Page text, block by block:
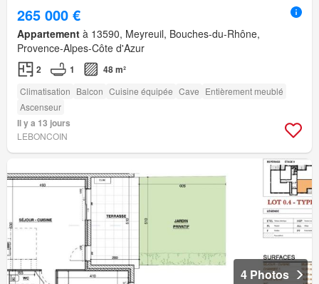
265 000 €
Appartement à 13590, Meyreuil, Bouches-du-Rhône,
Provence-Alpes-Côte d'Azur
2 1 48 m²
Climatisation Balcon Cuisine équipée Cave Entièrement meublé
Ascenseur
Il y a 13 jours
LEBONCOIN
4 Photos